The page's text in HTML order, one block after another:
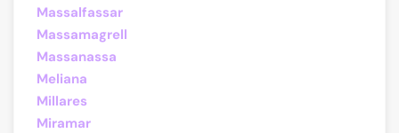
Massalfassar
Massamagrell
Massanassa
Meliana
Millares
Miramar